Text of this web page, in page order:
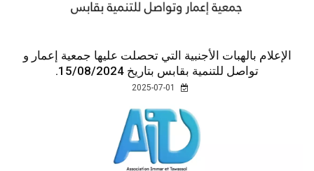
الإعلام بالهبات الأجنبية التي تحصلت عليها جمعية إعمار و
تواصل للتنمية بقابس بتاريخ 15/08/2024.